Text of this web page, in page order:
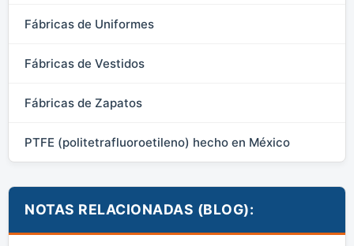
Fábricas de Uniformes
Fábricas de Vestidos
Fábricas de Zapatos
PTFE (politetrafluoroetileno) hecho en México
NOTAS RELACIONADAS (BLOG):